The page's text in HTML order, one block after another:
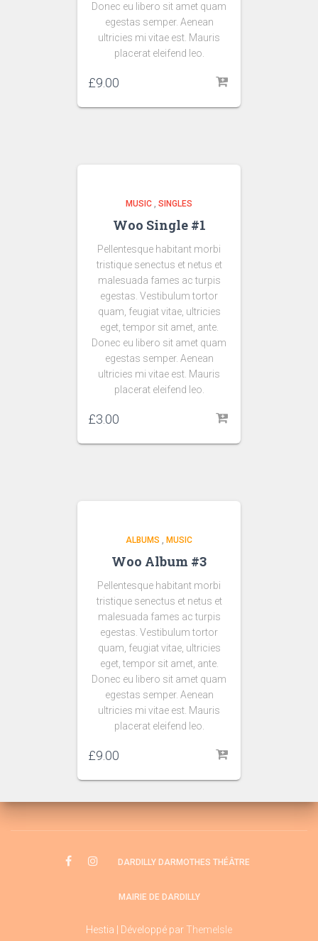
Donec eu libero sit amet quam
egestas semper. Aenean
ultricies mi vitae est. Mauris
placerat eleifend leo.
£9.00
MUSIC , SINGLES
Woo Single #1
Pellentesque habitant morbi
tristique senectus et netus et
malesuada fames ac turpis
egestas. Vestibulum tortor
quam, feugiat vitae, ultricies
eget, tempor sit amet, ante.
Donec eu libero sit amet quam
egestas semper. Aenean
ultricies mi vitae est. Mauris
placerat eleifend leo.
£3.00
ALBUMS , MUSIC
Woo Album #3
Pellentesque habitant morbi
tristique senectus et netus et
malesuada fames ac turpis
egestas. Vestibulum tortor
quam, feugiat vitae, ultricies
eget, tempor sit amet, ante.
Donec eu libero sit amet quam
egestas semper. Aenean
ultricies mi vitae est. Mauris
placerat eleifend leo.
£9.00
DARDILLY DARMOTHES THÉÂTRE
MAIRIE DE DARDILLY
Hestia | Développé parThemeIsle